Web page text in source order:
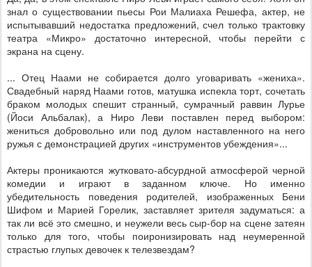
знал о существовании пьесы Рои Малиаха Решефа, актер, не
испытывавший недостатка предложений, счел только трактовку
театра «Микро» достаточно интересной, чтобы перейти с
экрана на сцену.
... Отец Наами не собирается долго уговаривать «жениха».
Свадебный наряд Наами готов, матушка испекла торт, сочетать
браком молодых спешит странный, сумрачный раввин Лурье
(Йоси Альбалак), а Ниро Леви поставлен перед выбором:
жениться добровольно или под дулом наставленного на него
ружья с демонстрацией других «инструментов убеждения»...
Актеры проникаются жутковато-абсурдной атмосферой черной
комедии и играют в заданном ключе. Но именно
убедительность поведения родителей, изображенных Бени
Шифом и Марией Горелик, заставляет зрителя задуматься: а
так ли всё это смешно, и неужели весь сыр-бор на сцене затеян
только для того, чтобы поиронизировать над неумеренной
страстью глупых девочек к телезвездам?